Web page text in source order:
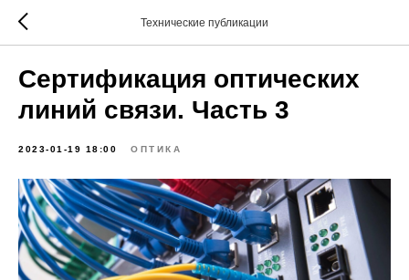
Технические публикации
Сертификация оптических
линий связи. Часть 3
2023-01-19 18:00 ОПТИКА